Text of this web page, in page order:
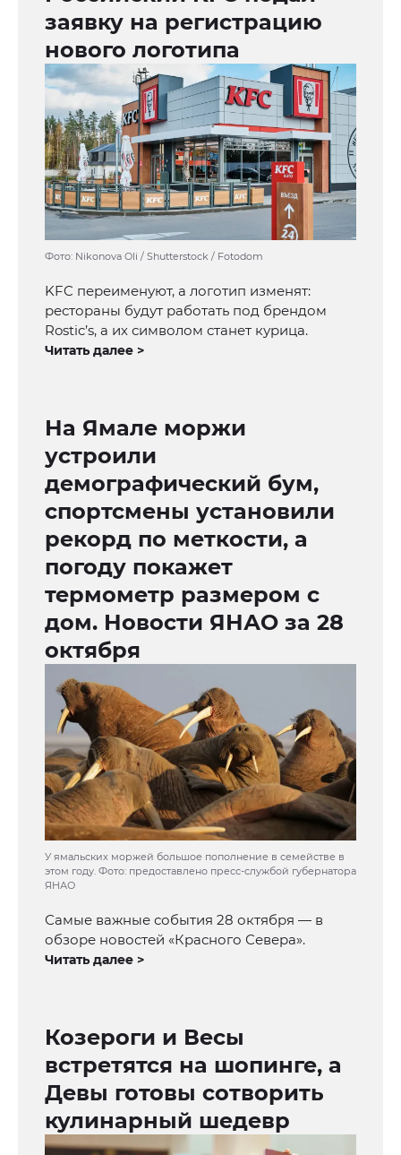
заявку на регистрацию
нового логотипа
Фото: Nikonova Oli / Shutterstock / Fotodom
KFC переименуют, а логотип изменят:
рестораны будут работать под брендом
Rostic’s, а их символом станет курица.
Читать далее >
На Ямале моржи
устроили
демографический бум,
спортсмены установили
рекорд по меткости, а
погоду покажет
термометр размером с
дом. Новости ЯНАО за 28
октября
У ямальских моржей большое пополнение в семействе в
этом году. Фото: предоставлено пресс-службой губернатора
ЯНАО
Самые важные события 28 октября — в
обзоре новостей «Красного Севера».
Читать далее >
Козероги и Весы
встретятся на шопинге, а
Девы готовы сотворить
кулинарный шедевр